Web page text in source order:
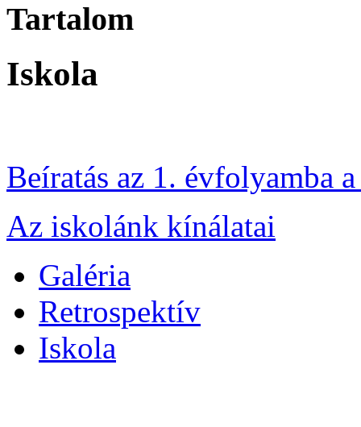
Tartalom
Iskola
Beíratás az 1. évfolyamba
Az iskolánk kínálatai
Galéria
Retrospektív
Iskola